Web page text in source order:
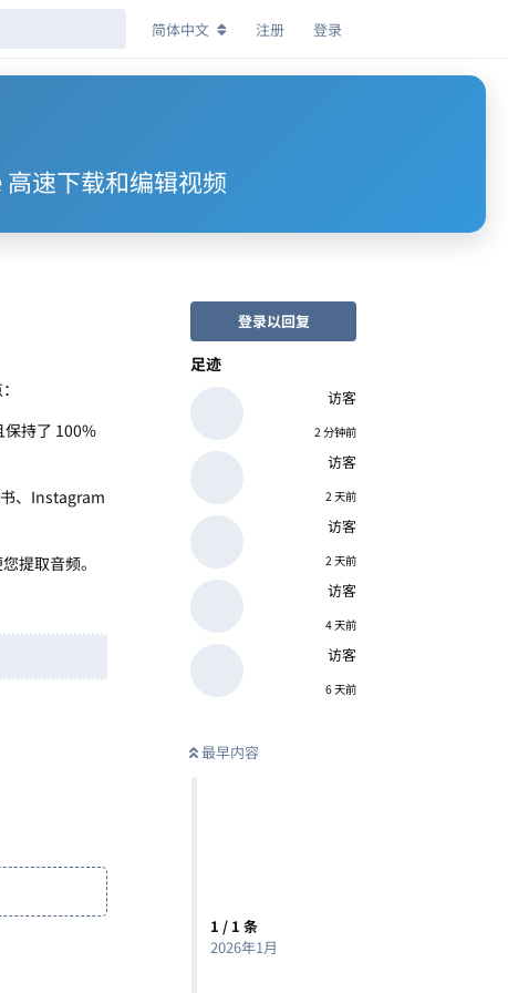
简体中文 注册 登录
速下载和编辑视频
登录以回复
足迹
访客
2 分钟前
访客
2 天前
访客
2 天前
访客
4 天前
访客
6 天前
最早内容
1 / 1 条
2026年1月
保持了 100%
、Instagram
提取音频。